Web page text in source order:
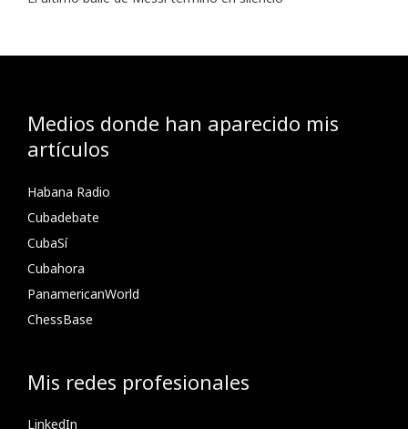
Medios donde han aparecido mis
artículos
Habana Radio
Cubadebate
CubaSí
Cubahora
PanamericanWorld
ChessBase
Mis redes profesionales
LinkedIn